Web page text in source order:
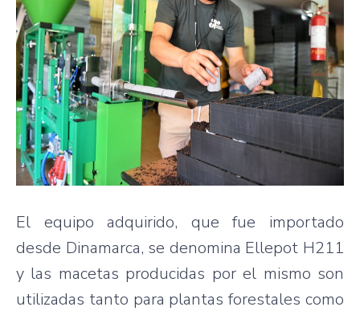
El equipo adquirido, que fue importado
desde Dinamarca, se denomina Ellepot H211
y las macetas producidas por el mismo son
utilizadas tanto para plantas forestales como